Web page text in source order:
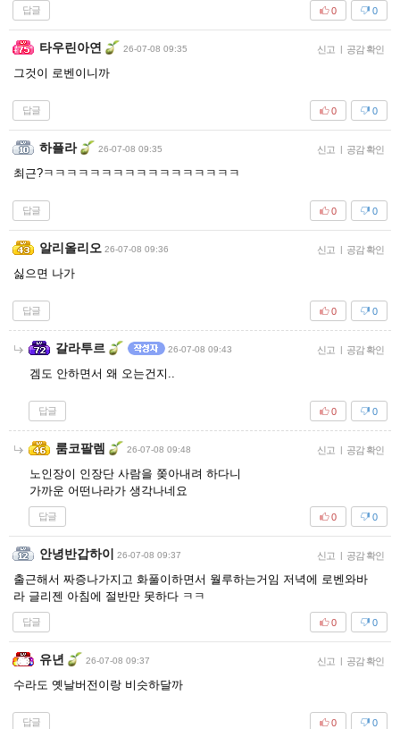
답글 0
0
타우린아연 26-07-08 09:35 신고 | 공감 확인
그것이 로벤이니까
답글 0
0
하플라 26-07-08 09:35 신고 | 공감 확인
최근?ㅋㅋㅋㅋㅋㅋㅋㅋㅋㅋㅋㅋㅋㅋㅋㅋㅋ
답글 0
0
알리올리오 26-07-08 09:36 신고 | 공감 확인
싫으면 나가
답글 0
0
갈라투르 26-07-08 09:43 신고 | 공감 확인
겜도 안하면서 왜 오는건지..
답글 0
0
룸코팔렘 26-07-08 09:48 신고 | 공감 확인
노인장이 인장단 사람을 쫒아내려 하다니
가까운 어떤나라가 생각나네요
답글 0
0
안녕반갑하이 26-07-08 09:37 신고 | 공감 확인
출근해서 짜증나가지고 화풀이하면서 월루하는거임 저녁에 로벤와바
라 글리젠 아침에 절반만 못하다 ㅋㅋ
답글 0
0
유년 26-07-08 09:37 신고 | 공감 확인
수라도 옛날버전이랑 비슷하달까
답글 0
0